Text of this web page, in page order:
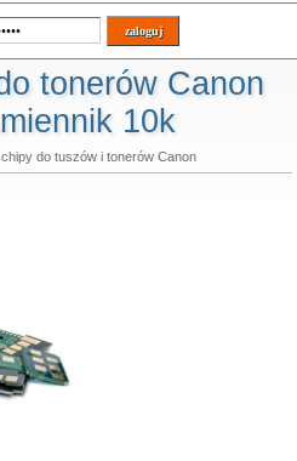
tonerów Canon
10k
chipy do tuszów i tonerów Canon